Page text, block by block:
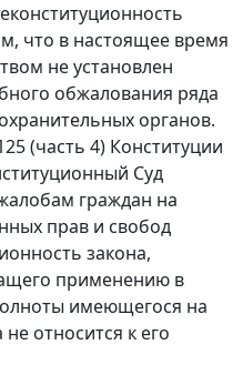
что в настоящее время
не установлен
обжалования ряда
органов.
(часть 4) Конституции
Суд
граждан на
прав и свобод
закона,
применению в
имеющегося на
не относится к его